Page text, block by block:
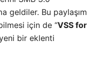
geldiler. Bu paylaşım
için de “VSS for
bir eklenti